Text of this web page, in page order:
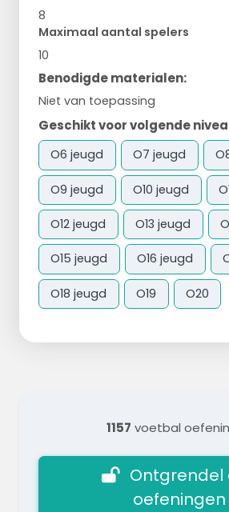
8
Maximaal aantal spelers
10
Benodigde materialen:
Niet van toepassing
Geschikt voor volgende
O6 jeugd O7 jeugd
O9 jeugd O10 jeugd
O12 jeugd O13 jeugd
O15 jeugd O16 jeugd
O18 jeugd O19 O20
1157 voetbal
Ontgrendel
oefeningen